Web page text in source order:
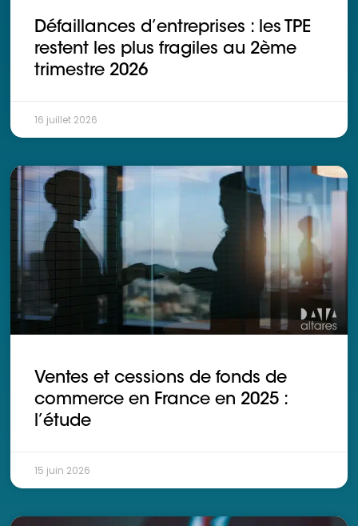
Ressources
Défaillances d’entreprises : les TPE
restent les plus fragiles au 2ème
trimestre 2026
16 juillet 2026
Ventes et cessions de fonds de
commerce en France en 2025 :
l’étude
15 juin 2026